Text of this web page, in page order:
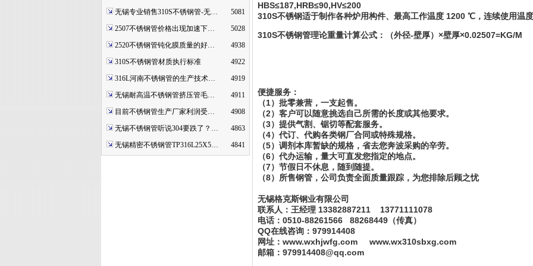
无锡专业销售310S不锈钢管-无…
5081
2507不锈钢管价格出现加速下…
5028
2520不锈钢管钝化膜质量的好…
4938
310S不锈钢管材质执行标准
4922
316L河南不锈钢管的生产技术…
4919
无锡耐高温不锈钢管挤压管毛…
4911
目前不锈钢管生产厂家利润受…
4908
无锡不锈钢管听说304要跌了？…
4863
无锡精密不锈钢管TP316L25X5…
4841
HBS≤187,HRB≤90,HV≤200
310S不锈钢适于制作各种炉用构件、最高工作温度 1200 ℃，连续使用温
310S不锈钢管理论重量计算公式：（外径-壁厚）×壁厚×0.02507=KG/M
便捷服务：
（1）批零兼营，一支起售。
（2）客户可以随意挑选自己所需的长度或其他要求。
（3）提供气割、锯切等配套服务。
（4）代订、代购各类钢厂合同或特殊规格。
（5）调剂本库暂缺的规格，省去您奔波采购的辛劳。
（6）代办运输，量大可直发您指定的地点。
（7）节假日不休息，随到随提。
（8）所售钢管，公司负责全面质量跟踪，为您排除后顾之忧
无锡格克斯钢业有限公司
联系人：王经理 13382887211 13771111078
电话：0510-88261566 88268449（传真）
QQ在线咨询：979914408
网址：www.wxhjwfg.com www.wx310sbxg.com
邮箱：979914408@qq.com